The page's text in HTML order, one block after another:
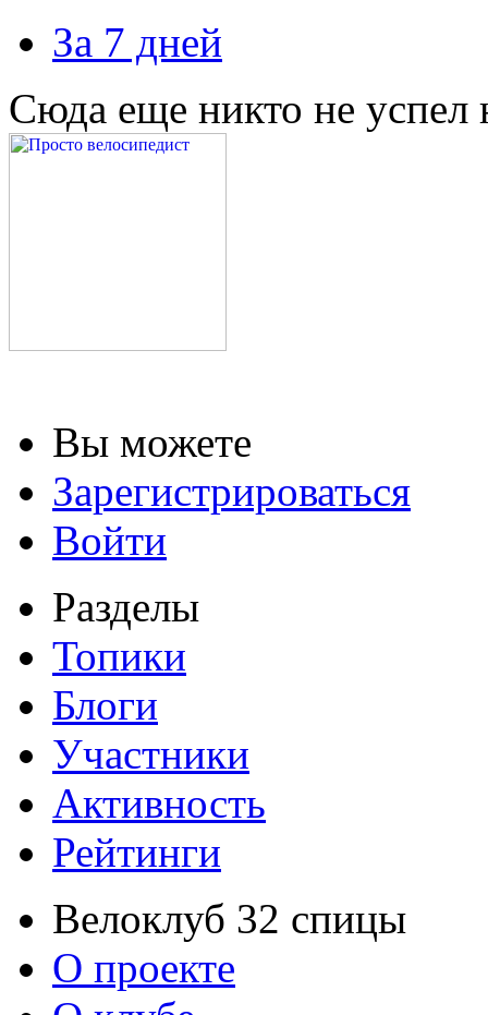
За 7 дней
Сюда еще никто не успел
Вы можете
Зарегистрироваться
Войти
Разделы
Топики
Блоги
Участники
Активность
Рейтинги
Велоклуб 32 спицы
О проекте